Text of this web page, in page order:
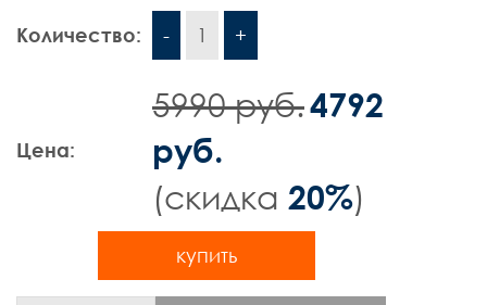
Количество: - 1 +
Цена:
5990 руб.4792
руб.
(cкидка 20%)
купить